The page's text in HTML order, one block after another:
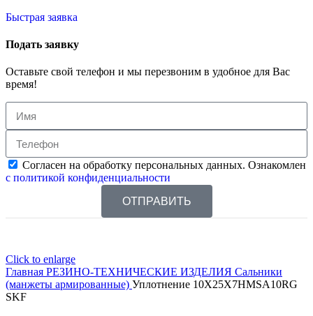
Быстрая заявка
Подать заявку
Оставьте свой телефон и мы перезвоним в удобное для Вас
время!
Согласен на обработку персональных данных. Ознакомлен
с политикой конфиденциальности
ОТПРАВИТЬ
Click to enlarge
Главная РЕЗИНО-ТЕХНИЧЕСКИЕ ИЗДЕЛИЯ Сальники
(манжеты армированные) Уплотнение 10X25X7HMSA10RG
SKF